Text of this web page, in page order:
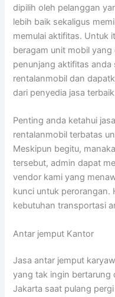
dipilih oleh pelanggan
lebih baik sekaligus
memulai aktifitas. Untuk
beragam unit mobil
penunjang aktifitas anda
rentalanmobil dan
dari penyedia jasa
Penting anda ketahui
rentalanmobil terbatas
Meskipun begitu,
tersebut, admin dapat
vendor kami yang
kunci untuk perorangan.
kebutuhan transportasi
Antar jemput Kantor
Jasa antar jemput
yang tak ingin bertarung
Jakarta saat pulang